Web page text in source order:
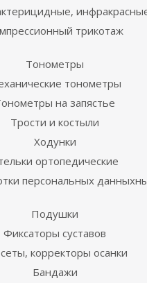
трикотаж
Тонометры
тонометры
на запястье
Трости и костыли
Ходунки
ортопедические
персональных
Подушки
Фиксаторы суставов
корректоры осанки
Бандажи